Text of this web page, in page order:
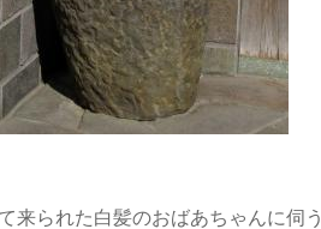
来られた白髪のおばあちゃんに伺う